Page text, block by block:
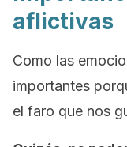
aflictivas
Como las
importantes
el faro que nos